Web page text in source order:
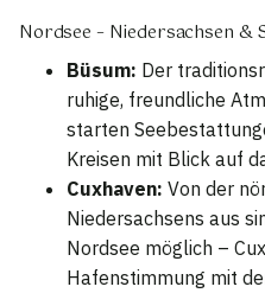
Nordsee – Niedersachsen &
Büsum: Der
ruhige, freundliche
starten
Kreisen mit Blick auf
Cuxhaven: Von der
Niedersachsens aus
Nordsee möglich –
Hafenstimmung mit